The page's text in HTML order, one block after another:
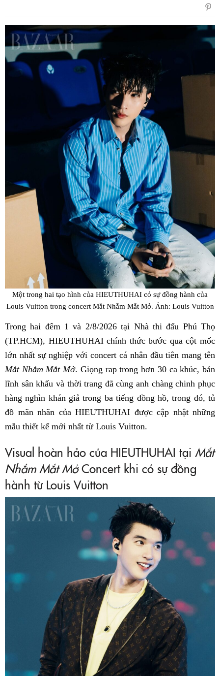
sẻ
Một trong hai tạo hình của HIEUTHUHAI có sự đồng hành của
Louis Vuitton trong concert Mắt Nhắm Mắt Mở. Ảnh: Louis Vuitton
Trong hai đêm 1 và 2/8/2026 tại Nhà thi đấu Phú Thọ
(TP.HCM), HIEUTHUHAI chính thức bước qua cột mốc
lớn nhất sự nghiệp với concert cá nhân đầu tiên mang tên
Mắt Nhắm Mắt Mở. Giọng rap trong hơn 30 ca khúc, bản
lĩnh sân khấu và thời trang đã cùng anh chàng chinh phục
hàng nghìn khán giả trong ba tiếng đồng hồ, trong đó, tủ
đồ mãn nhãn của HIEUTHUHAI được cập nhật những
mẫu thiết kế mới nhất từ Louis Vuitton.
Visual hoàn hảo của HIEUTHUHAI tại Mắt
Nhắm Mắt MởConcert khi có sự đồng
hành từ Louis Vuitton